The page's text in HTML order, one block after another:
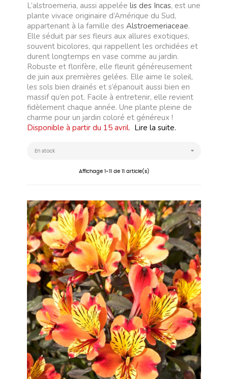
L’alstroemeria, aussi appelée lis des Incas, est une
plante vivace originaire d’Amérique du Sud,
appartenant à la famille des Alstroemeriaceae.
Elle séduit par ses fleurs aux allures exotiques,
souvent bicolores, qui rappellent les orchidées et
durent longtemps en vase comme au jardin.
Robuste et florifère, elle fleurit généreusement
de juin aux premières gelées. Elle aime le soleil,
les sols bien drainés et s’épanouit aussi bien en
massif qu’en pot. Facile à entretenir, elle revient
fidèlement chaque année. Une plante pleine de
charme pour un jardin coloré et généreux !
Disponible à partir du 15 avril. Lire la suite.
En stock 
Affichage 1-11 de 11 article(s)